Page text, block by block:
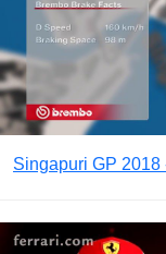
Singapuri GP